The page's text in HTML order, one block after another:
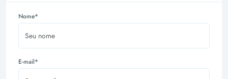
Nome*
E-mail*